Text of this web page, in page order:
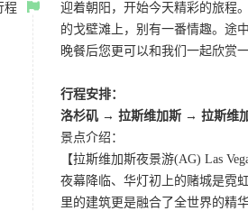
程
迎着朝阳，开始今天精彩的旅程
的戈壁滩上，别有一番情趣。途
晚餐后您更可以和我们一起欣赏
行程安排：
洛杉矶 → 拉斯维加斯 → 拉斯维
景点介绍：
【拉斯维加斯夜景游(AG) Las
夜幕降临、华灯初上的赌城是霓
里的建筑更是融合了全世界的精